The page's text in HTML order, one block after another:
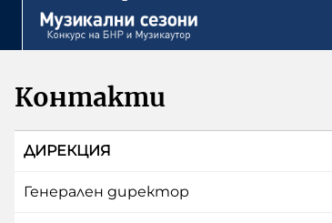
Контакти
ДИРЕКЦИЯ
Генерален директор